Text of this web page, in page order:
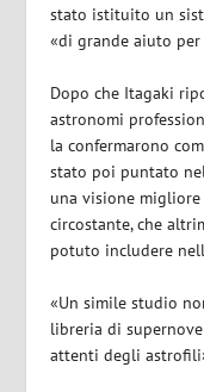
stato istituito un
«di grande aiuto
Dopo che Itagaki
astronomi
la confermarono
stato poi puntato
una visione migliore
circostante, che
potuto includere
«Un simile studio
libreria di
attenti degli